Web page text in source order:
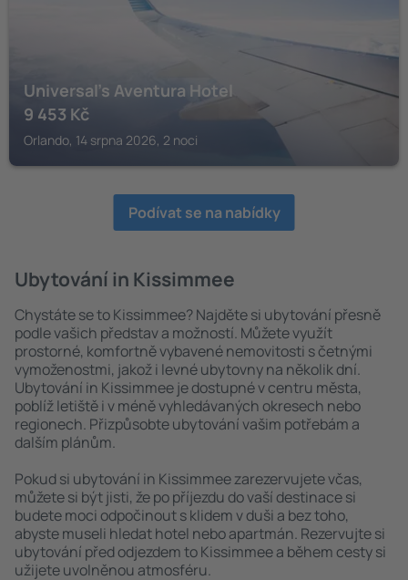
Universal's Aventura Hotel
9 453 Kč
Orlando, 14 srpna 2026, 2 noci
Podívat se na nabídky
Ubytování in Kissimmee
Chystáte se to Kissimmee? Najděte si ubytování přesně
podle vašich představ a možností. Můžete využít
prostorné, komfortně vybavené nemovitosti s četnými
vymoženostmi, jakož i levné ubytovny na několik dní.
Ubytování in Kissimmee je dostupné v centru města,
poblíž letiště i v méně vyhledávaných okresech nebo
regionech. Přizpůsobte ubytování vašim potřebám a
dalším plánům.
Pokud si ubytování in Kissimmee zarezervujete včas,
můžete si být jisti, že po příjezdu do vaší destinace si
budete moci odpočinout s klidem v duši a bez toho,
abyste museli hledat hotel nebo apartmán. Rezervujte si
ubytování před odjezdem to Kissimmee a během cesty si
užijete uvolněnou atmosféru.